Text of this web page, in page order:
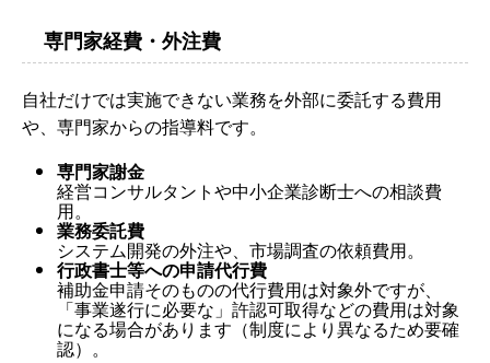
専門家経費・外注費
自社だけでは実施できない業務を外部に委託する費用
や、専門家からの指導料です。
専門家謝金
経営コンサルタントや中小企業診断士への相談費
用。
業務委託費
システム開発の外注や、市場調査の依頼費用。
行政書士等への申請代行費
補助金申請そのものの代行費用は対象外ですが、
「事業遂行に必要な」許認可取得などの費用は対象
になる場合があります（制度により異なるため要確
認）。